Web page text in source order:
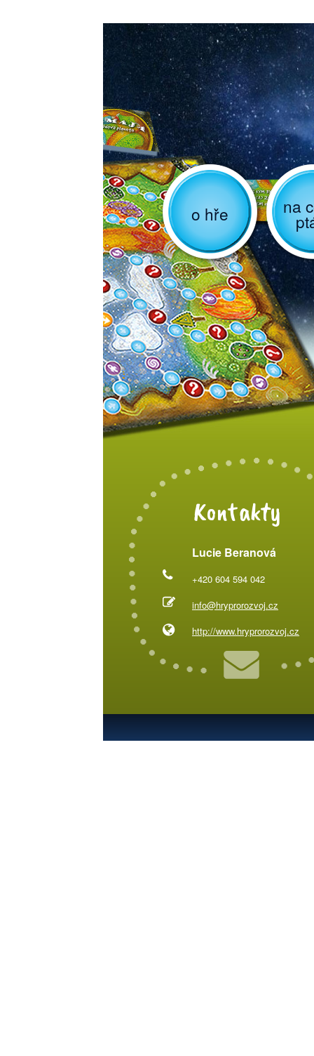
o hře na
Kontakty
Lucie Beranová
+420 604 594 042
info@hryprorozvoj.cz
http://www.hryprorozvoj.cz